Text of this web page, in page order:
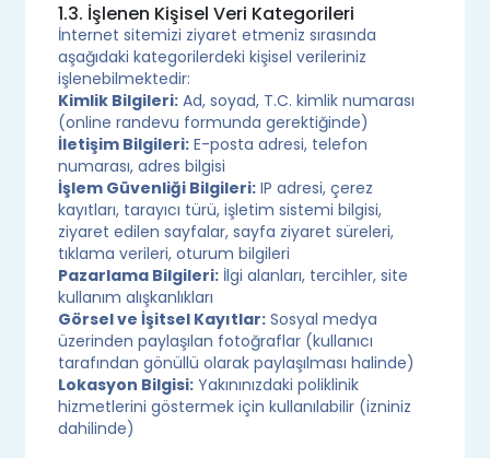
1.3. İşlenen Kişisel Veri Kategorileri
İnternet sitemizi ziyaret etmeniz sırasında
aşağıdaki kategorilerdeki kişisel verileriniz
işlenebilmektedir:
Kimlik Bilgileri: Ad, soyad, T.C. kimlik numarası
(online randevu formunda gerektiğinde)
İletişim Bilgileri: E-posta adresi, telefon
numarası, adres bilgisi
İşlem Güvenliği Bilgileri: IP adresi, çerez
kayıtları, tarayıcı türü, işletim sistemi bilgisi,
ziyaret edilen sayfalar, sayfa ziyaret süreleri,
tıklama verileri, oturum bilgileri
Pazarlama Bilgileri: İlgi alanları, tercihler, site
kullanım alışkanlıkları
Görsel ve İşitsel Kayıtlar: Sosyal medya
üzerinden paylaşılan fotoğraflar (kullanıcı
tarafından gönüllü olarak paylaşılması halinde)
Lokasyon Bilgisi: Yakınınızdaki poliklinik
hizmetlerini göstermek için kullanılabilir (izniniz
dahilinde)